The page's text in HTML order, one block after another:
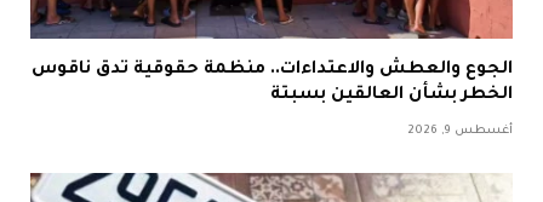
الجوع والعطش والاعتداءات.. منظمة حقوقية تدق ناقوس
الخطر بشأن العالقين بسبتة
أغسطس 9, 2026